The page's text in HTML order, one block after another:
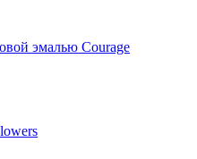
эмалью Courage